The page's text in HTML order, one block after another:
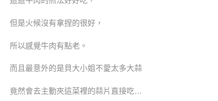
但是火候沒有拿捏的很好，
所以感覺牛肉有點老。
而且最意外的是貝大小姐不愛太多大蒜
竟然會去主動夾這菜裡的蒜片直接吃…